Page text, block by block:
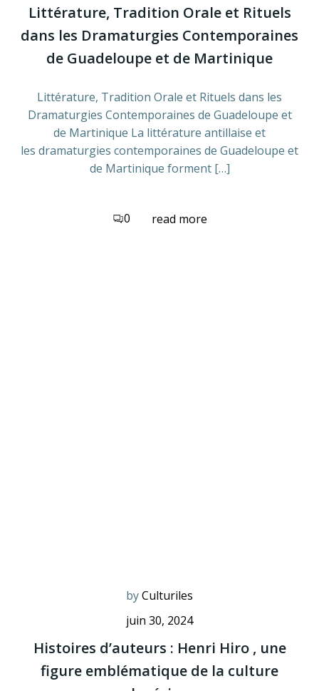
Littérature, Tradition Orale et Rituels
dans les Dramaturgies Contemporaines
de Guadeloupe et de Martinique
Littérature, Tradition Orale et Rituels dans les
Dramaturgies Contemporaines de Guadeloupe et
de Martinique La littérature antillaise et
les dramaturgies contemporaines de Guadeloupe et
de Martinique forment […]
0 read more
byCulturiles
juin 30, 2024
Histoires d’auteurs : Henri Hiro , une
figure emblématique de la culture